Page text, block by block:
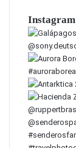
Instagram